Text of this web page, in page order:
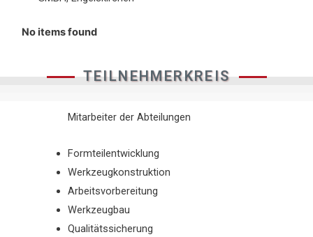
No items found
TEILNEHMERKREIS
Mitarbeiter der Abteilungen
Formteilentwicklung
Werkzeugkonstruktion
Arbeitsvorbereitung
Werkzeugbau
Qualitätssicherung